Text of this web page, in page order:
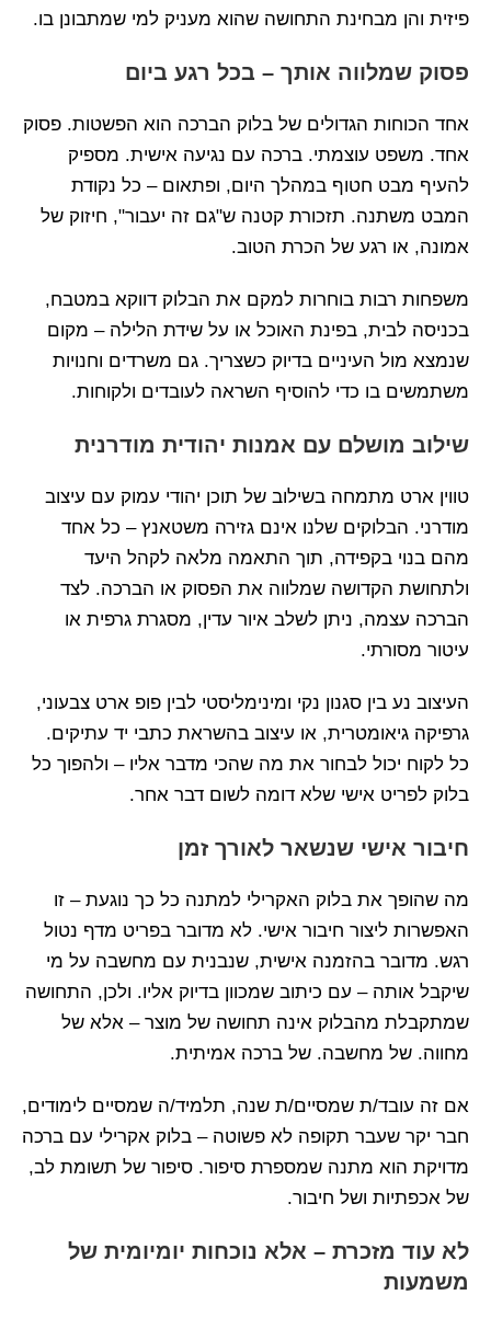
פיזית והן מבחינת התחושה שהוא מעניק למי שמתבונן בו.
פסוק שמלווה אותך – בכל רגע ביום
אחד הכוחות הגדולים של בלוק הברכה הוא הפשטות. פסוק
אחד. משפט עוצמתי. ברכה עם נגיעה אישית. מספיק
להעיף מבט חטוף במהלך היום, ופתאום – כל נקודת
המבט משתנה. תזכורת קטנה ש"גם זה יעבור", חיזוק של
אמונה, או רגע של הכרת הטוב.
משפחות רבות בוחרות למקם את הבלוק דווקא במטבח,
בכניסה לבית, בפינת האוכל או על שידת הלילה – מקום
שנמצא מול העיניים בדיוק כשצריך. גם משרדים וחנויות
משתמשים בו כדי להוסיף השראה לעובדים ולקוחות.
שילוב מושלם עם אמנות יהודית מודרנית
טווין ארט מתמחה בשילוב של תוכן יהודי עמוק עם עיצוב
מודרני. הבלוקים שלנו אינם גזירה משטאנץ – כל אחד
מהם בנוי בקפידה, תוך התאמה מלאה לקהל היעד
ולתחושת הקדושה שמלווה את הפסוק או הברכה. לצד
הברכה עצמה, ניתן לשלב איור עדין, מסגרת גרפית או
עיטור מסורתי.
העיצוב נע בין סגנון נקי ומינימליסטי לבין פופ ארט צבעוני,
גרפיקה גיאומטרית, או עיצוב בהשראת כתבי יד עתיקים.
כל לקוח יכול לבחור את מה שהכי מדבר אליו – ולהפוך כל
בלוק לפריט אישי שלא דומה לשום דבר אחר.
חיבור אישי שנשאר לאורך זמן
מה שהופך את בלוק האקרילי למתנה כל כך נוגעת – זו
האפשרות ליצור חיבור אישי. לא מדובר בפריט מדף נטול
רגש. מדובר בהזמנה אישית, שנבנית עם מחשבה על מי
שיקבל אותה – עם כיתוב שמכוון בדיוק אליו. ולכן, התחושה
שמתקבלת מהבלוק אינה תחושה של מוצר – אלא של
מחווה. של מחשבה. של ברכה אמיתית.
אם זה עובד/ת שמסיים/ת שנה, תלמיד/ה שמסיים לימודים,
חבר יקר שעבר תקופה לא פשוטה – בלוק אקרילי עם ברכה
מדויקת הוא מתנה שמספרת סיפור. סיפור של תשומת לב,
של אכפתיות ושל חיבור.
לא עוד מזכרת – אלא נוכחות יומיומית של
משמעות